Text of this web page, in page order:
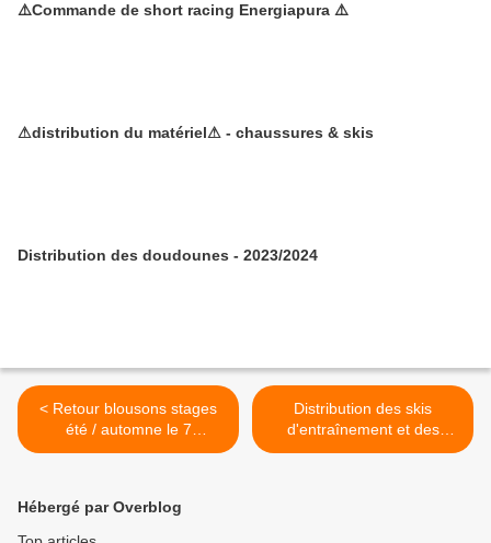
⚠️Commande de short racing Energiapura ⚠️
⚠distribution du matériel⚠ - chaussures & skis
Distribution des doudounes - 2023/2024
< Retour blousons stages
été / automne le 7
décembre
Distribution des skis
d'entraînement et des
chaussures : acte 2 >
Hébergé par Overblog